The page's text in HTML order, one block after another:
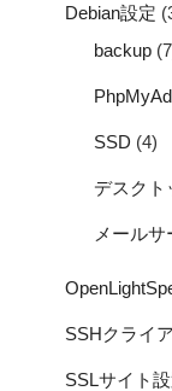
Debian設定
backup
SSD (4)
デスクト
メールサ
SSHクライ
SSLサイト